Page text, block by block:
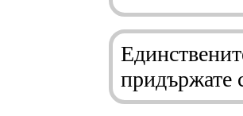
придържате